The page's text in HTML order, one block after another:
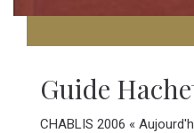
Guide
CHABLIS 2006 «